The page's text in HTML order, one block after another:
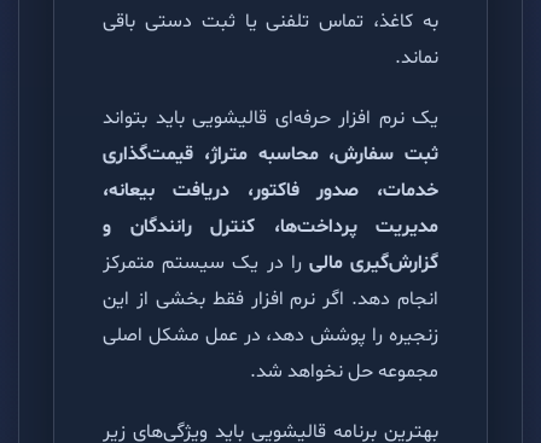
به کاغذ، تماس تلفنی یا ثبت دستی باقی
نماند.
یک نرم افزار حرفه‌ای قالیشویی باید بتواند
ثبت سفارش، محاسبه متراژ، قیمت‌گذاری
خدمات، صدور فاکتور، دریافت بیعانه،
مدیریت پرداخت‌ها، کنترل رانندگان و
گزارش‌گیری مالی را در یک سیستم متمرکز
انجام دهد. اگر نرم افزار فقط بخشی از این
زنجیره را پوشش دهد، در عمل مشکل اصلی
مجموعه حل نخواهد شد.
بهترین برنامه قالیشویی باید ویژگی‌های زیر